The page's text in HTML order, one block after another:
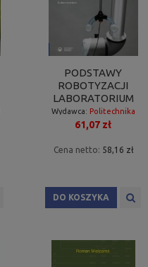
PODSTAWY
ROBOTYZACJI
LABORATORIUM
Wydawca: Politechnika
Poznańska
61,07 zł
Cena netto: 58,16 zł
DO KOSZYKA